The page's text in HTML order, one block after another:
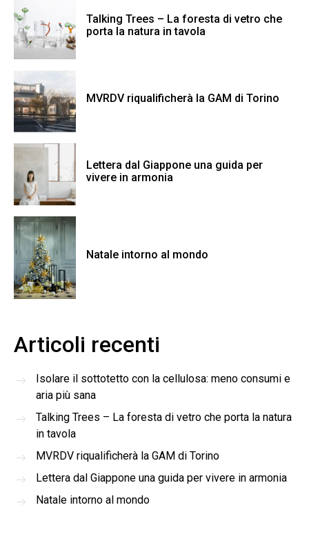
Talking Trees – La foresta di vetro che
porta la natura in tavola
MVRDV riqualificherà la GAM di Torino
Lettera dal Giappone una guida per
vivere in armonia
Natale intorno al mondo
Articoli recenti
Isolare il sottotetto con la cellulosa: meno consumi e
aria più sana
Talking Trees – La foresta di vetro che porta la natura
in tavola
MVRDV riqualificherà la GAM di Torino
Lettera dal Giappone una guida per vivere in armonia
Natale intorno al mondo